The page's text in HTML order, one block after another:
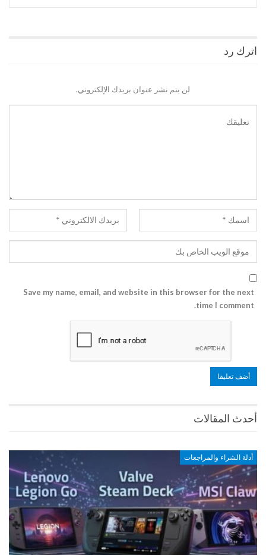
اترك رد
لن يتم نشر عنوان بريدك الإلكتروني.
Save my name, email, and website in this browser for the next
time I comment.
أحدث المقالات
أدلة الشراء والمراجعات